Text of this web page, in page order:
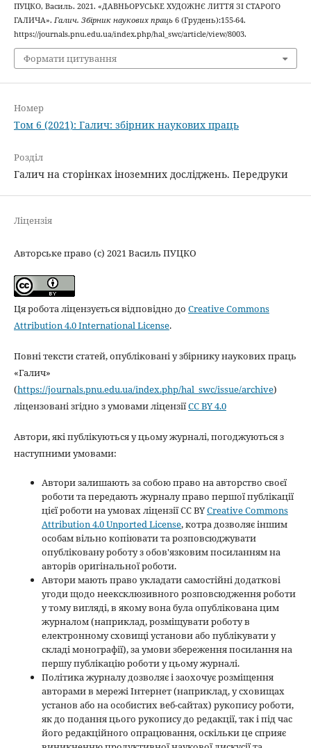
ПУЦКО, Василь. 2021. «ДАВНЬОРУСЬКЕ ХУДОЖНЄ ЛИТТЯ ЗІ СТАРОГО
ГАЛИЧА». Галич. Збірник наукових праць6 (Грудень):155-64.
https://journals.pnu.edu.ua/index.php/hal_swc/article/view/8003.
Формати цитування
Номер
Том 6 (2021): Галич: збірник наукових праць
Розділ
Галич на сторінках іноземних досліджень. Передруки
Ліцензія
Авторське право (c) 2021 Василь ПУЦКО
Ця робота ліцензується відповідно до Creative Commons
Attribution 4.0 International License.
Повні тексти статей, опубліковані у збірнику наукових праць
«Галич»
(https://journals.pnu.edu.ua/index.php/hal_swc/issue/archive)
ліцензовані згідно з умовами ліцензіїCC BY 4.0
Автори, які публікуються у цьому журналі, погоджуються з
наступними умовами:
Автори залишають за собою право на авторство своєї
роботи та передають журналу право першої публікації
цієї роботи на умовах ліцензії CC BYCreative Commons
Attribution 4.0 Unported License, котра дозволяє іншим
особам вільно копіювати та розповсюджувати
опубліковану роботу з обов'язковим посиланням на
авторів оригінальної роботи.
Автори мають право укладати самостійні додаткові
угоди щодо неексклюзивного розповсюдження роботи
у тому вигляді, в якому вона була опублікована цим
журналом (наприклад, розміщувати роботу в
електронному сховищі установи або публікувати у
складі монографії), за умови збереження посилання на
першу публікацію роботи у цьому журналі.
Політика журналу дозволяє і заохочує розміщення
авторами в мережі Інтернет (наприклад, у сховищах
установ або на особистих веб-сайтах) рукопису роботи,
як до подання цього рукопису до редакції, так і під час
його редакційного опрацювання, оскільки це сприяє